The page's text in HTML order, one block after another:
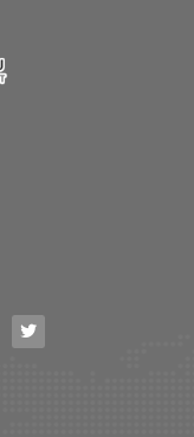
ายน้ำครบวงจรในพื้นที่ EEC
ร์ เพื่อร่วมกันศึกษา
รับปรุงคุณภาพน้ำ (Water
ารูปแบบการดำเนินงาน
ากการขยายตัวของ
รน้ำเสีย กล่าวถึงภารกิจ
รพัฒนาเมืองอย่างยั่งยืน
ทร์ อุดล กรรมการผู้อำนวย